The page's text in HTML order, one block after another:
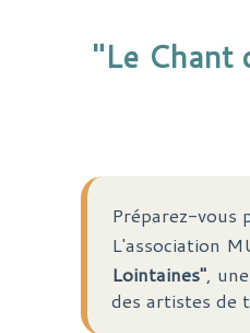
"Le Chant
Préparez-vous
L'association
Lointaines",
des artistes de